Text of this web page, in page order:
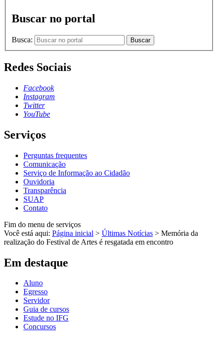
Buscar no portal
Busca: Buscar
Redes Sociais
Facebook
Instagram
Twitter
YouTube
Serviços
Perguntas frequentes
Comunicação
Serviço de Informação ao Cidadão
Ouvidoria
Transparência
SUAP
Contato
Fim do menu de serviços
Você está aqui: Página inicial > Últimas Notícias > Memória da
realização do Festival de Artes é resgatada em encontro
Em destaque
Aluno
Egresso
Servidor
Guia de cursos
Estude no IFG
Concursos